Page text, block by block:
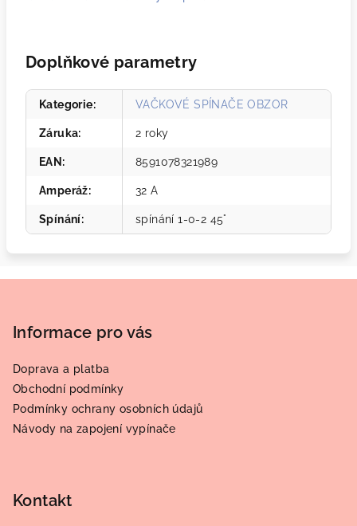
Doplňkové parametry
Kategorie: VAČKOVÉ SPÍNAČE OBZOR
Záruka: 2 roky
EAN : 8591078321989
Amperáž: 32 A
Spínání: spínání 1-0-2 45°
Informace pro vás
Doprava a platba
Obchodní podmínky
Podmínky ochrany osobních údajů
Návody na zapojení vypínače
Kontakt